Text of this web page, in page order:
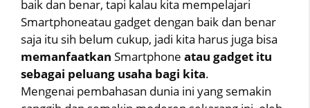
baik dan benar, tapi kalau kita mempelajari
Smartphoneatau gadget dengan baik dan benar
saja itu sih belum cukup, jadi kita harus juga bisa
memanfaatkan Smartphone atau gadget itu
sebagai peluang usaha bagi kita.
Mengenai pembahasan dunia ini yang semakin